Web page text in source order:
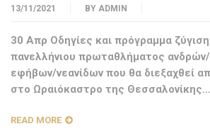
13/11/2021 BY ADMIN
30 Απρ Οδηγίες και πρόγραμμα
πανελλήνιου πρωταθλήματος ανδρών/
εφήβων/νεανίδων που θα διεξαχθεί
στο Ωραιόκαστρο της Θεσσαλονίκης…
READ MORE